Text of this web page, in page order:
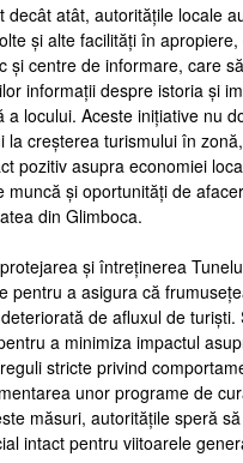
decât atât, autoritățile locale
și alte facilități în
și centre de informare, care
informații despre istoria și
a locului. Aceste inițiative nu
la creșterea turismului în
pozitiv asupra economiei
muncă și oportunități de
din Glimboca.
și întreținerea
pentru a asigura că
de afluxul de turiști.
a minimiza impactul
stricte privind
unor programe de
măsuri, autoritățile speră
intact pentru viitoarele